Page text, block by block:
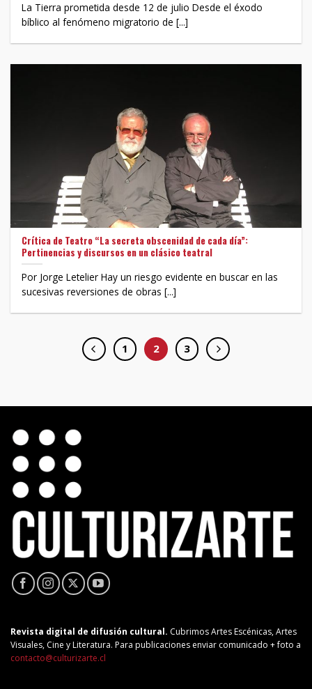
La Tierra prometida desde 12 de julio Desde el éxodo
bíblico al fenómeno migratorio de [...]
Crítica de Teatro “La secreta obscenidad de cada día”:
Pertinencias y discursos en un clásico teatral
Por Jorge Letelier Hay un riesgo evidente en buscar en las
sucesivas reversiones de obras [...]
1 2 3
Revista digital de difusión cultural. Cubrimos Artes Escénicas, Artes
Visuales, Cine y Literatura. Para publicaciones enviar comunicado + foto a
contacto@culturizarte.cl